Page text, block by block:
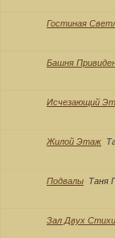
Гостиная
Башня
Исчезающий
Жилой Этаж
Подвалы Таня
Зал Двух